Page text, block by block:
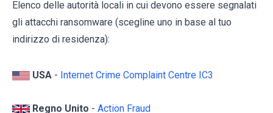
Elenco delle autorità locali in cui devono essere segnalati
gli attacchi ransomware (scegline uno in base al tuo
indirizzo di residenza):
USA - Internet Crime Complaint Centre IC3
Regno Unito - Action Fraud